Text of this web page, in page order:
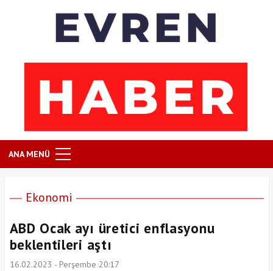
ANA MENÜ
Ekonomi
ABD Ocak ayı üretici enflasyonu
beklentileri aştı
16.02.2023 - Perşembe 20:17